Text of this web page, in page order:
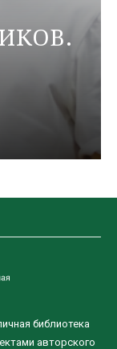
библиотека
авторского